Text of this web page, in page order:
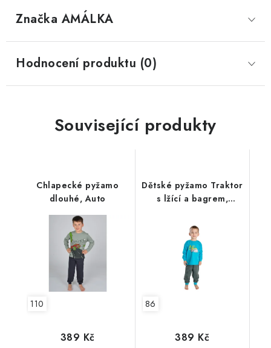
Značka AMÁLKA
Hodnocení produktu (0)
Související produkty
Chlapecké pyžamo
dlouhé, Auto
110
389 Kč
Dětské pyžamo Traktor
s lžící a bagrem,
86
389 Kč